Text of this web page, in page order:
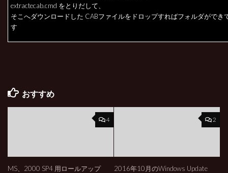
extractecab.cmd をとりだして、
そこへダウンロードした CABファイルをドロップすればフォルダができ
す
おすすめ
4
MS、2000 SP4 用ロールアップ
2
2016年10月のWindows Update